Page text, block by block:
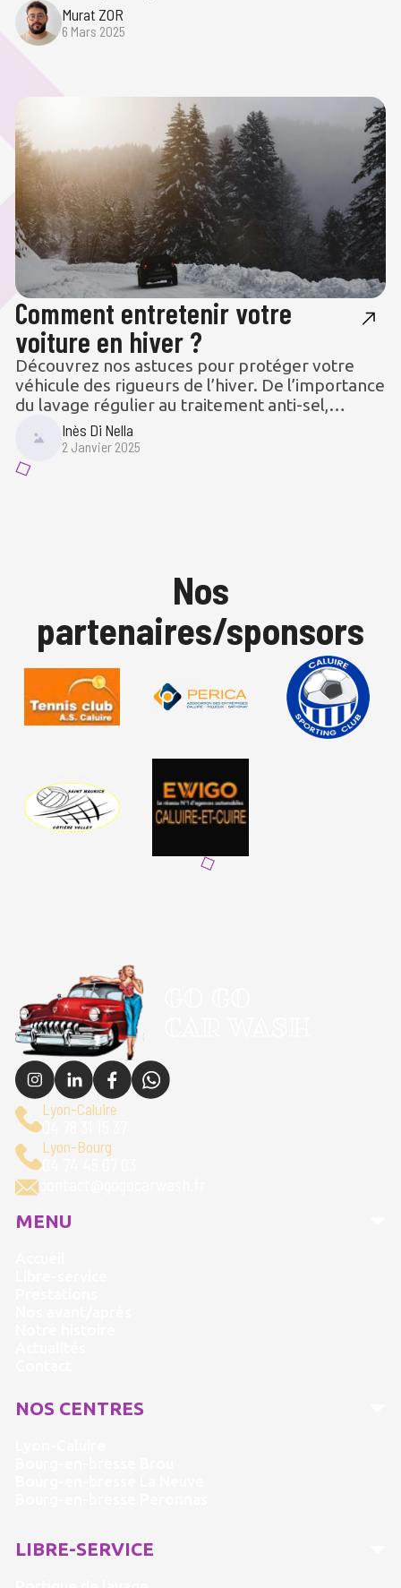
Murat ZOR
6 Mars 2025
Comment entretenir votre
voiture en hiver ?
Découvrez nos astuces pour protéger votre
véhicule des rigueurs de l’hiver. De l’importance
du lavage régulier au traitement anti-sel,
apprenez comment garder votre voiture en
parfait état même durant les mois les plus
froids.
Inès Di Nella
2 Janvier 2025
Nos
partenaires/sponsors
Lyon-Caluire
Lyon-Bourg
contact@gogocarwash.fr
MENU
NOS CENTRES
LIBRE-SERVICE